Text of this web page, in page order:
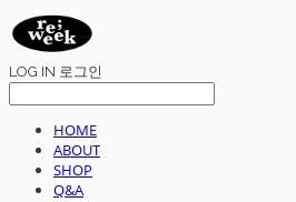
LOG IN 로그인
HOME
ABOUT
SHOP
Q&A